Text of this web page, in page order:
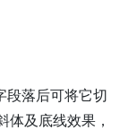
段落后可将它切
及底线效果，